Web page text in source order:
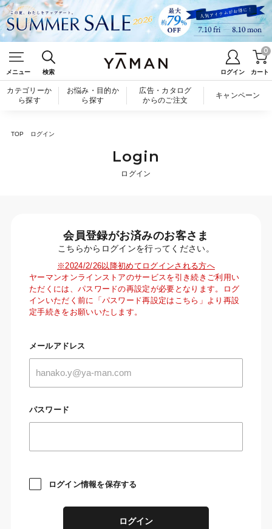
メニュー 検索 ログイン カート
0
カテゴリーか
ら探す
お悩み・目的か
ら探す
広告・カタログ
からのご注文
キャンペーン
TOP ログイン
Login
ログイン
会員登録がお済みのお客さま
こちらからログインを行ってください。
※2024/2/26以降初めてログインされる方へ
ヤーマンオンラインストアのサービスを引き続きご利用い
ただくには、パスワードの再設定が必要となります。ログ
インいただく前に「パスワード再設定はこちら」より再設
定手続きをお願いいたします。
メールアドレス
パスワード
ログイン情報を保存する
ログイン